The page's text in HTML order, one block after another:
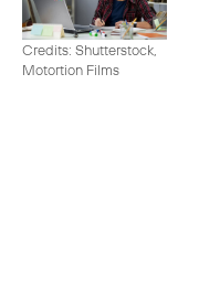
Credits: Shutterstock,
Motortion Films